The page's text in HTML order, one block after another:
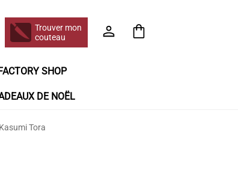
Trouver mon
couteau
SHOP
DE NOËL
Frais de port
Tora